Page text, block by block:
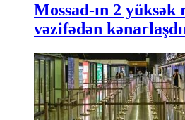
Mossad-ın 2
vəzifədən